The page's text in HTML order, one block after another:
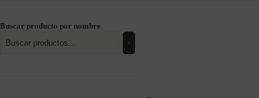
Buscar producto por nombre